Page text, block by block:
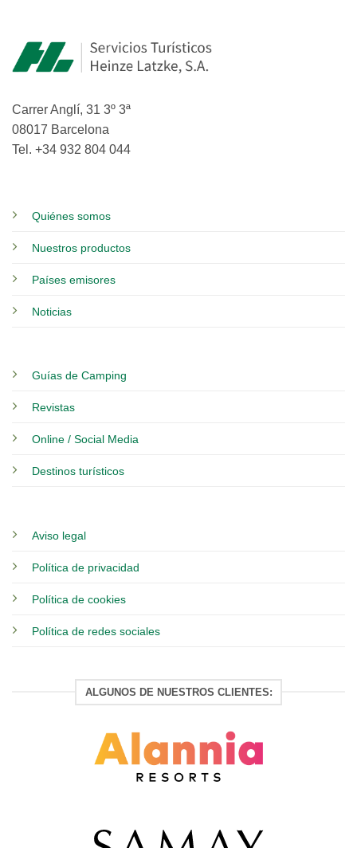
Carrer Anglí, 31 3º 3ª
08017 Barcelona
Tel. +34 932 804 044
Quiénes somos
Nuestros productos
Países emisores
Noticias
Guías de Camping
Revistas
Online / Social Media
Destinos turísticos
Aviso legal
Política de privacidad
Política de cookies
Política de redes sociales
ALGUNOS DE NUESTROS CLIENTES: